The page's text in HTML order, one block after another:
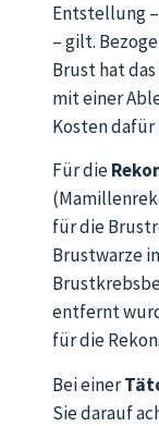
Entstellung
– gilt.
Brust hat
mit einer
Kosten
Für die
für die
Brustwarze
entfernt
für die
Bei einer
Sie darauf